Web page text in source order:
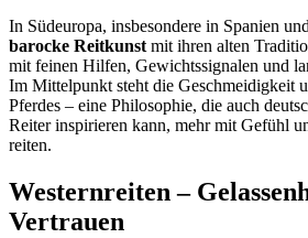
In Südeuropa, insbesondere in Spanien
barocke Reitkunstmit ihren alten
mit feinen Hilfen, Gewichtssignalen und
Im Mittelpunkt steht die Geschmeidigkeit
Pferdes – eine Philosophie, die auch
Reiter inspirieren kann, mehr mit Gefühl
reiten.
Westernreiten –
Vertrauen